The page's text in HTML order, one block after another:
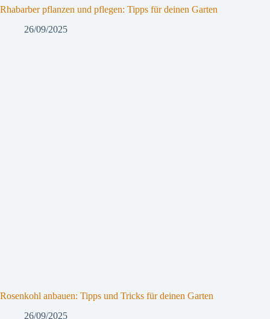
Rhabarber pflanzen und pflegen: Tipps für deinen Garten
26/09/2025
Rosenkohl anbauen: Tipps und Tricks für deinen Garten
26/09/2025